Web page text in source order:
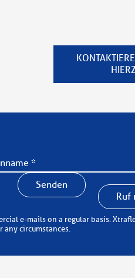
Senden
Ruf
handle your personal information (in accordance with the
circumstances.